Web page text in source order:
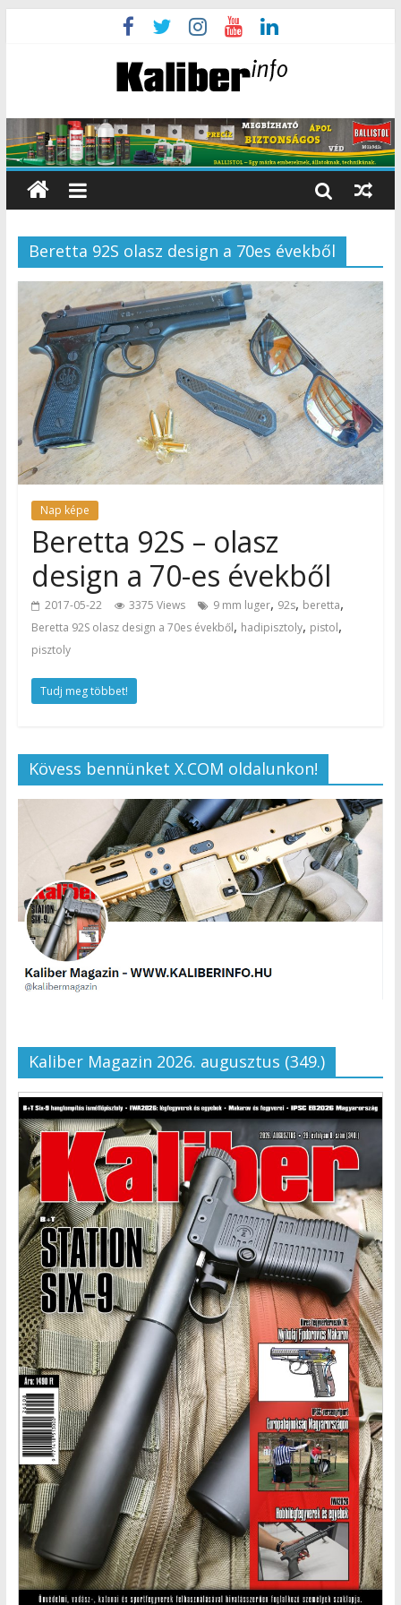
Beretta 92S olasz design a 70es évekből
Nap képe
Beretta 92S – olasz
design a 70-es évekből
2017-05-22 3375 Views 9 mm luger, 92s, beretta,
Beretta 92S olasz design a 70es évekből, hadipisztoly, pistol,
pisztoly
Tudj meg többet!
Kövess bennünket X.COM oldalunkon!
Kaliber Magazin 2026. augusztus (349.)